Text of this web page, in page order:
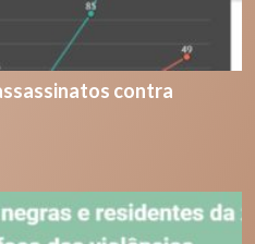
contra